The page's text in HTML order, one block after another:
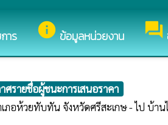
าร infoข้อมูลหน่วยงาน forum
ต์ของ องค์การบริหารส่วนตำบลปราสาท
ศรายชื่อผู้ชนะการเสนอราคา
ห้วยทับทัน จังหวัดศรีสะเกษ - ไป บ้านไ